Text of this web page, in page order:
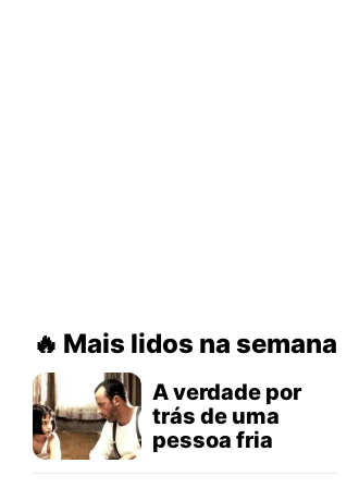
Mais lidos na semana
A verdade por
trás de uma
pessoa fria